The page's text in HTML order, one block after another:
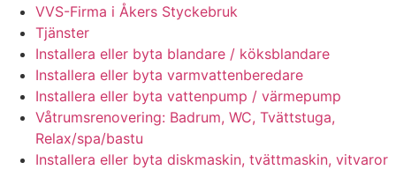
VVS-Firma i Åkers Styckebruk
Tjänster
Installera eller byta blandare / köksblandare
Installera eller byta varmvattenberedare
Installera eller byta vattenpump / värmepump
Våtrumsrenovering: Badrum, WC, Tvättstuga,
Relax/spa/bastu
Installera eller byta diskmaskin, tvättmaskin, vitvaror